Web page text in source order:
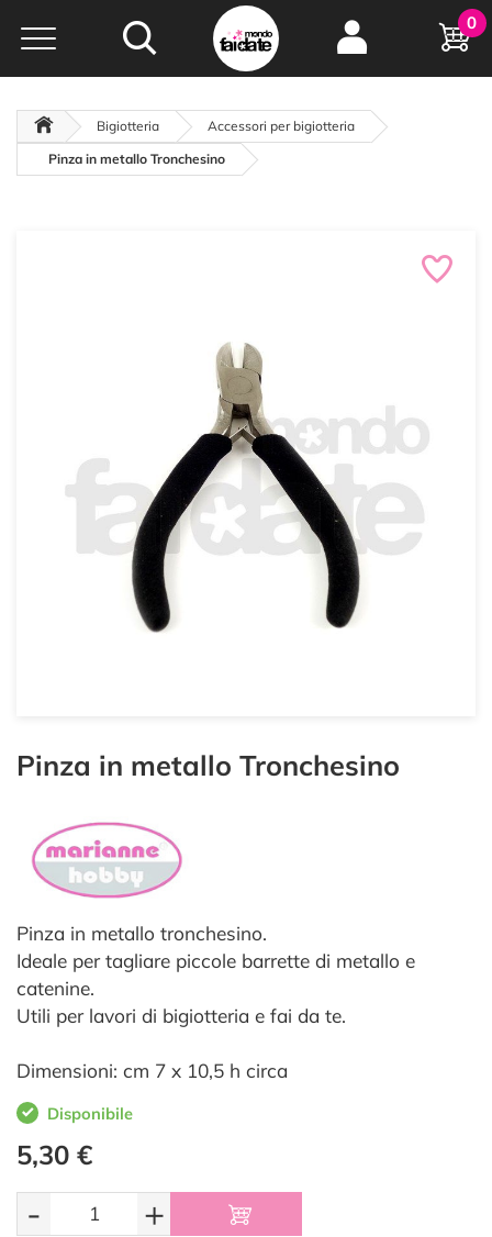
Hobby e
creatività...
oltre 15 anni online
0
Bigiotteria
Accessori per bigiotteria
Pinza in metallo Tronchesino
Pinza in metallo Tronchesino
Pinza in metallo tronchesino.
Ideale per tagliare piccole barrette di metallo e
catenine.
Utili per lavori di bigiotteria e fai da te.
Dimensioni: cm 7 x 10,5 h circa
Disponibile
5,30 €
- +